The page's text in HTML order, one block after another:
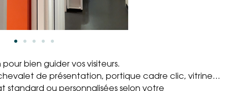
bien guider vos visiteurs.
de présentation, portique cadre clic, vitrine…
standard ou personnalisées selon votre